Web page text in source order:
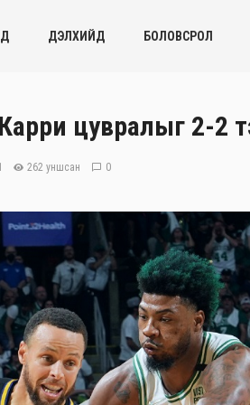
ДЭЛХИЙД БОЛОВСРОЛ
цувралыг 2-2
262 уншсан 0